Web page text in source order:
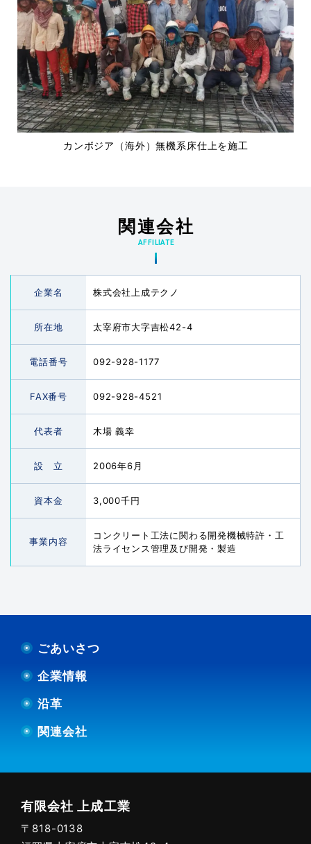
カンボジア（海外）無機系床仕上を施工
関連会社
AFFILIATE
企業名 株式会社上成テクノ
所在地 太宰府市大字吉松42-4
電話番号 092-928-1177
FAX番号 092-928-4521
代表者 木場 義幸
設 立 2006年6月
資本金 3,000千円
事業内容
コンクリート工法に関わる開発機械特許・工
法ライセンス管理及び開発・製造
ごあいさつ
企業情報
沿革
関連会社
有限会社 上成工業
〒818-0138